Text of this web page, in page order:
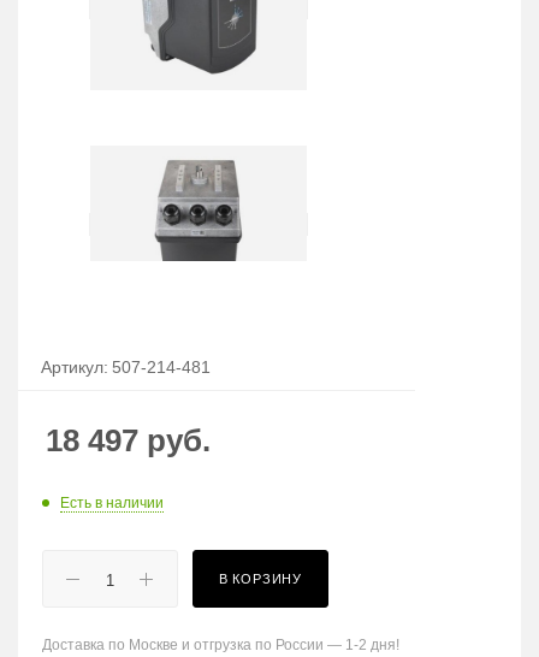
Артикул: 507-214-481
18 497 руб.
Есть в наличии
В КОРЗИНУ
Доставка по Москве и отгрузка по России — 1-2 дня!